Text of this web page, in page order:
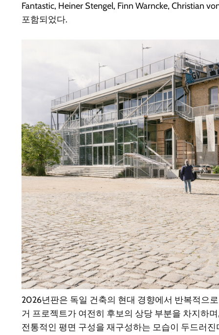
Fantastic, Heiner Stengel, Finn Warncke, Christian
포함되었다.
2026년판은 독일 건축의 현대 경향에서 반복적으
거 프로젝트가 여전히 후보의 상당 부분을 차지하
전통적인 평면 구성을 재구성하는 모습이 두드러